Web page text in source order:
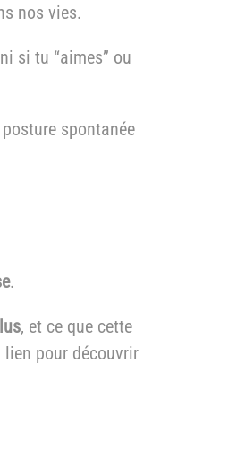
nos vies.
si tu “aimes” ou
spontanée
.
, et ce que cette
lien pour découvrir